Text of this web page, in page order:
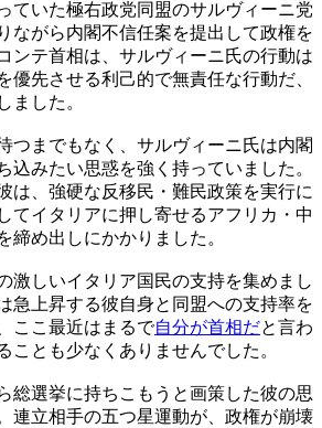
ていた極右政党同盟のサルヴィーニ党
ながら内閣不信任案を提出して政権を
ンテ首相は、サルヴィーニ氏の行動は
優先させる利己的で無責任な行動だ、
ました。
つまでもなく、サルヴィーニ氏は内閣
込みたい思惑を強く持っていました。
は、強硬な反移民・難民政策を実行に
てイタリアに押し寄せるアフリカ・中
締め出しにかかりました。
激しいイタリア国民の支持を集めまし
急上昇する彼自身と同盟への支持率を
ここ最近はまるで自分が首相だと言わ
ことも少なくありませんでした。
総選挙に持ちこもうと画策した彼の思
連立相手の五つ星運動が、政権が崩壊